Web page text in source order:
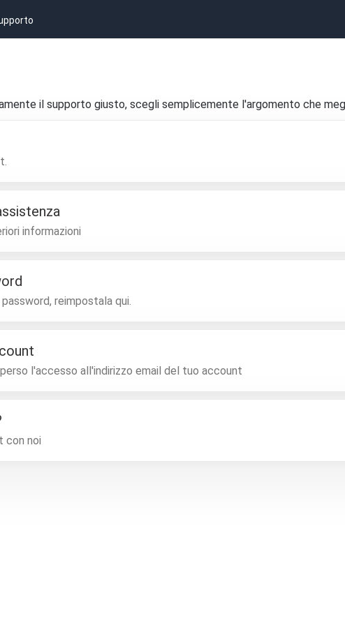
il supporto giusto, scegli semplicemente l'argomento che
informazioni
reimpostala qui.
l'accesso all'indirizzo email del tuo account
con noi